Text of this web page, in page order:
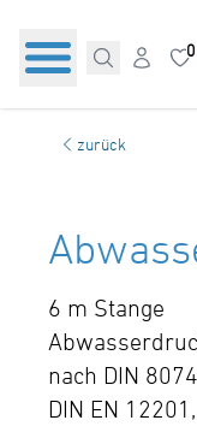
0
zurück
6 m Stange
nach DIN
DIN EN